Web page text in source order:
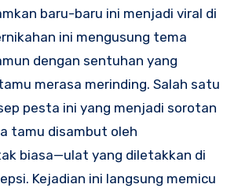
baru-baru ini menjadi viral di
ini mengusung tema
dengan sentuhan yang
merasa merinding. Salah satu
pesta ini yang menjadi sorotan
tamu disambut oleh
biasa—ulat yang diletakkan di
Kejadian ini langsung memicu